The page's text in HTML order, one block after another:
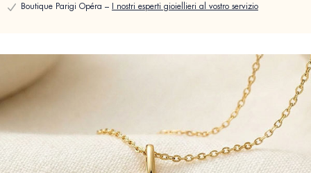
Boutique Parigi Opéra – I nostri esperti gioiellieri al vostro servizio